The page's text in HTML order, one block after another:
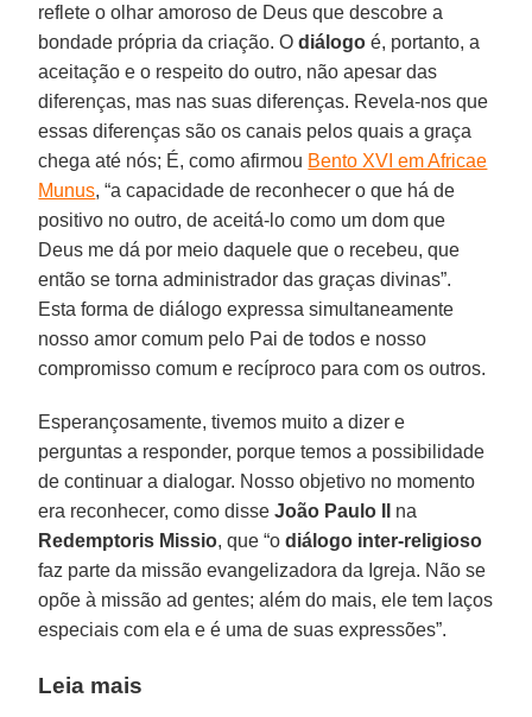
reflete o olhar amoroso de Deus que descobre a
bondade própria da criação. Odiálogo é, portanto, a
aceitação e o respeito do outro, não apesar das
diferenças, mas nas suas diferenças. Revela-nos que
essas diferenças são os canais pelos quais a graça
chega até nós; É, como afirmou Bento XVI em Africae
Munus, “a capacidade de reconhecer o que há de
positivo no outro, de aceitá-lo como um dom que
Deus me dá por meio daquele que o recebeu, que
então se torna administrador das graças divinas”.
Esta forma de diálogo expressa simultaneamente
nosso amor comum pelo Pai de todos e nosso
compromisso comum e recíproco para com os outros.
Esperançosamente, tivemos muito a dizer e
perguntas a responder, porque temos a possibilidade
de continuar a dialogar. Nosso objetivo no momento
era reconhecer, como disseJoão Paulo II
na
Redemptoris Missio, que “odiálogo inter-religioso
faz parte da missão evangelizadora da Igreja. Não se
opõe à missão ad gentes; além do mais, ele tem laços
especiais com ela e é uma de suas expressões”.
Leia mais